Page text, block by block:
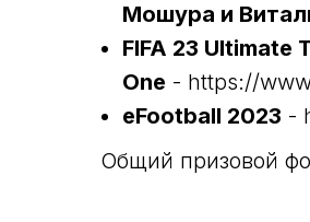
Мошура и
FIFA 23 Ultimate
One - https://
eFootball 2023 -
Общий призовой